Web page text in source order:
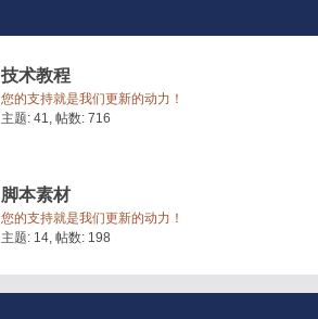
技术教程
您的支持就是我们更新的动力！
主题: 41, 帖数: 716
脚本素材
您的支持就是我们更新的动力！
主题: 14, 帖数: 198